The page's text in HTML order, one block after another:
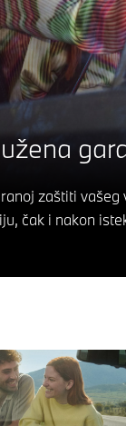
zaštiti vašeg
čak i nakon